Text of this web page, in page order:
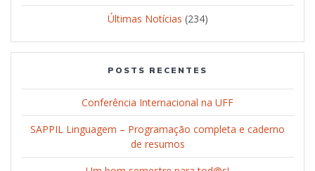
Últimas Notícias (234)
POSTS RECENTES
Conferência Internacional na UFF
SAPPIL Linguagem – Programação completa e caderno
de resumos